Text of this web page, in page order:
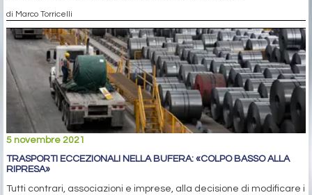
di Marco Torricelli
5 novembre 2021
TRASPORTI ECCEZIONALI NELLA BUFERA: «COLPO BASSO ALLA
RIPRESA»
Tutti contrari, associazioni e imprese, alla decisione di modificare i